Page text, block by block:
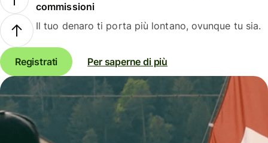
commissioni
Il tuo denaro ti porta più lontano, ovunque tu sia.
Registrati Per saperne di più